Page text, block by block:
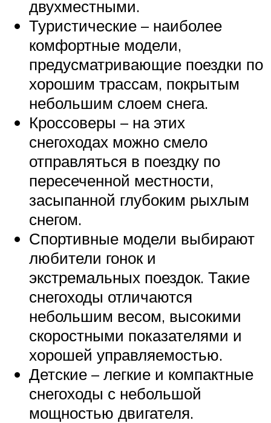
двухместными.
Туристические – наиболее
комфортные модели,
предусматривающие поездки по
хорошим трассам, покрытым
небольшим слоем снега.
Кроссоверы – на этих
снегоходах можно смело
отправляться в поездку по
пересеченной местности,
засыпанной глубоким рыхлым
снегом.
Спортивные модели выбирают
любители гонок и
экстремальных поездок. Такие
снегоходы отличаются
небольшим весом, высокими
скоростными показателями и
хорошей управляемостью.
Детские – легкие и компактные
снегоходы с небольшой
мощностью двигателя.